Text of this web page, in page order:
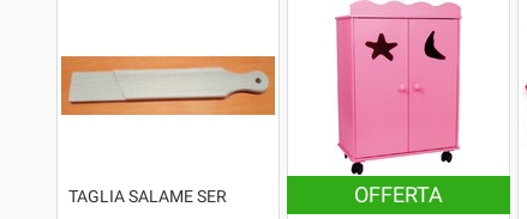
TAGLIA SALAME SER OFFERTA